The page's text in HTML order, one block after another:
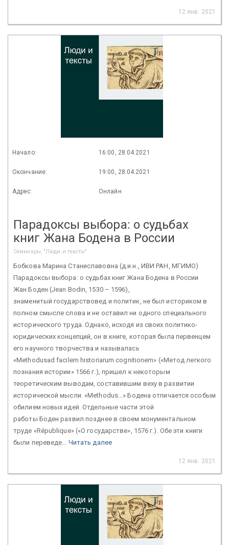
12 янв. 2021
Начало: 16:00, 28.04.2021
Окончание: 19:00, 28.04.2021
Адрес: Онлайн
Парадоксы выбора: о судьбах
книг Жана Бодена в России
Семинары, "Люди и тексты"
Бобкова Марина Станиславовна (д.и.н., ИВИ РАН, МГИМО)
Парадоксы выбора: о судьбах книг Жана Бодена в России
Жан Боден (Jean Bodin, 1530 – 1596),
знаменитый государствовед и политик, не был историком в
полном смысле слова и не оставил ни одного специального
исторического труда. Однако, исходя из своих политико-
юридических концепций, он в книге, которая была первенцем
его научного творчества и называлась
«Methodusad facilem historiarum cognitionem» («Метод легкого
познания истории» 1566 г.), пришел к некоторым
теоретическим выводам, составившим веху в развитии
исторической мысли. «Methodus...» Бодена отличается особым
обилием новых идей. Отдельные части этой
работы Боден развил позднее в своем монументальном
труде «République» («О государстве», 1576 г.). Обе эти книги
были переведе... Читать далее
12 янв. 2021